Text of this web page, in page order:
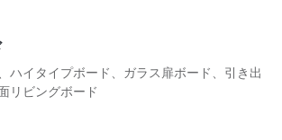
ハイタイプボード、ガラス扉ボード、引き出
リビングボード